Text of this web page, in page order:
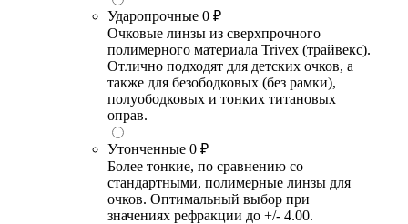
Ударопрочные 0 ₽
Очковые линзы из сверхпрочного
полимерного материала Trivex (трайвекс).
Отлично подходят для детских очков, а
также для безободковых (без рамки),
полуободковых и тонких титановых
оправ.
Утонченные 0 ₽
Более тонкие, по сравнению со
стандартными, полимерные линзы для
очков. Оптимальный выбор при
значениях рефракции до +/- 4.00.